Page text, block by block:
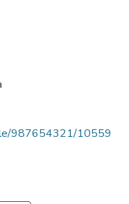
987654321/10559